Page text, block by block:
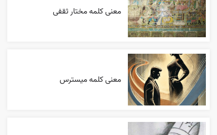
معنی کلمه مختار ثقفی
معنی کلمه میسترس